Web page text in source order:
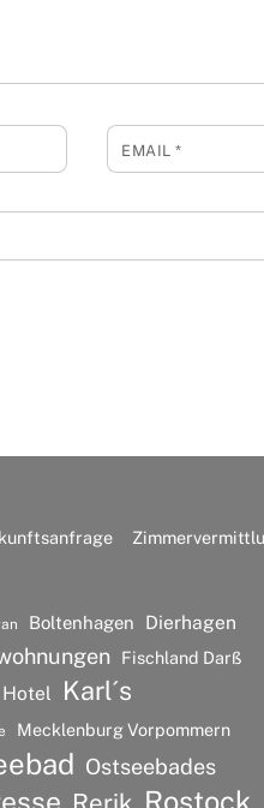
EMAIL*
Boltenhagen Dierhagen
Fischland Darß
Hotel Karl´s
Mecklenburg Vorpommern
Ostseebades
Rostock